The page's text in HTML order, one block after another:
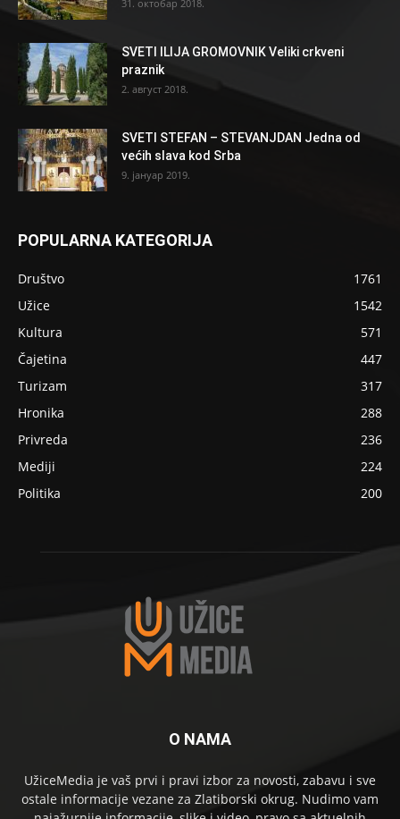
31. октобар 2018.
SVETI ILIJA GROMOVNIK Veliki crkveni
praznik
2. август 2018.
SVETI STEFAN – STEVANJDAN Jedna od
većih slava kod Srba
9. јануар 2019.
POPULARNA KATEGORIJA
Društvo
1761
Užice
1542
Kultura
571
Čajetina
447
Turizam
317
Hronika
288
Privreda
236
Mediji
224
Politika
200
O NAMA
UžiceMedia je vaš prvi i pravi izbor za novosti, zabavu i sve
ostale informacije vezane za Zlatiborski okrug. Nudimo vam